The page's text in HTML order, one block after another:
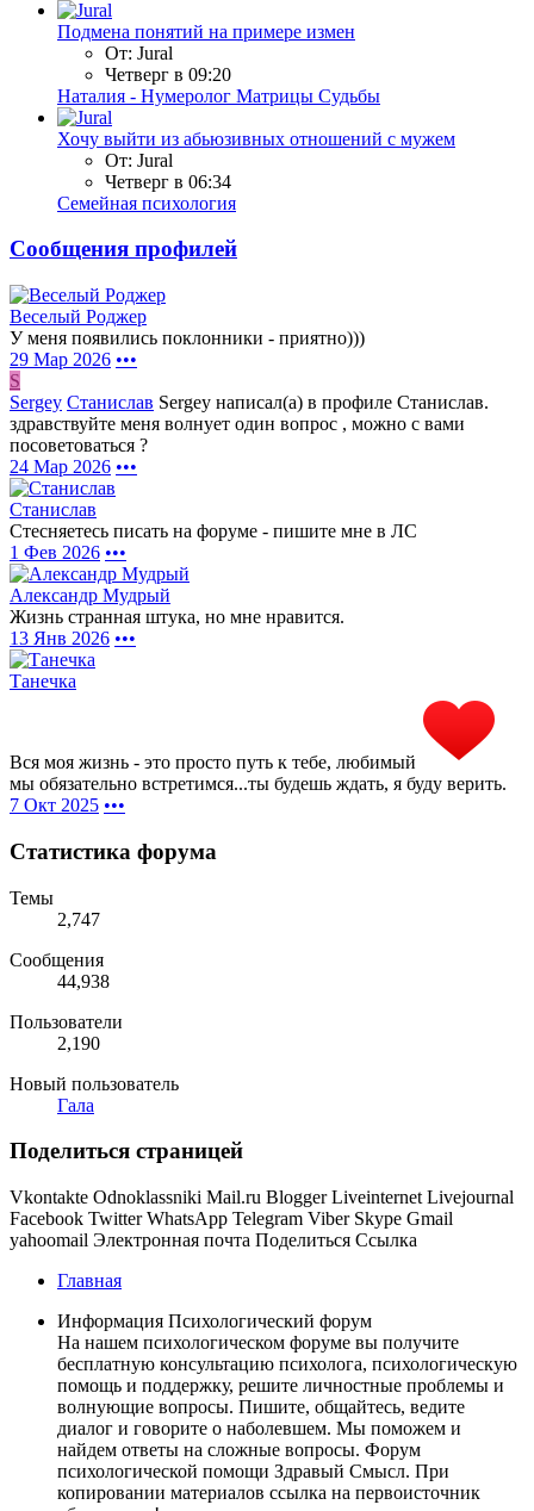
Подмена понятий на примере измен
От: Jural
Четверг в 09:20
Наталия - Нумеролог Матрицы Судьбы
Хочу выйти из абьюзивных отношений с мужем
От: Jural
Четверг в 06:34
Семейная психология
Сообщения профилей
Веселый Роджер
У меня появились поклонники - приятно)))
29 Мар 2026 •••
S
Sergey Станислав Sergey написал(а) в профиле Станислав.
здравствуйте меня волнует один вопрос , можно с вами
посоветоваться ?
24 Мар 2026 •••
Станислав
Стесняетесь писать на форуме - пишите мне в ЛС
1 Фев 2026 •••
Александр Мудрый
Жизнь странная штука, но мне нравится.
13 Янв 2026 •••
Танечка
Вся моя жизнь - это просто путь к тебе, любимый
мы обязательно встретимся...ты будешь ждать, я буду верить.
7 Окт 2025 •••
Статистика форума
Темы
2,747
Сообщения
44,938
Пользователи
2,190
Новый пользователь
Гала
Поделиться страницей
Vkontakte Odnoklassniki Mail.ru Blogger Liveinternet Livejournal
Facebook Twitter WhatsApp Telegram Viber Skype Gmail
yahoomail Электронная почта Поделиться Ссылка
Главная
Информация Психологический форум
На нашем психологическом форуме вы получите
бесплатную консультацию психолога, психологическую
помощь и поддержку, решите личностные проблемы и
волнующие вопросы. Пишите, общайтесь, ведите
диалог и говорите о наболевшем. Мы поможем и
найдем ответы на сложные вопросы. Форум
психологической помощи Здравый Смысл. При
копировании материалов ссылка на первоисточник